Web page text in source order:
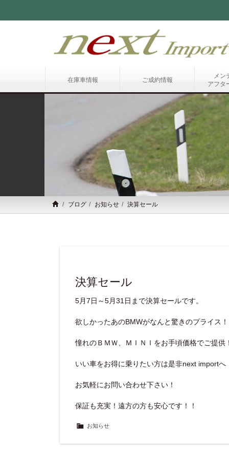
在庫車情報 ご成約情報
メン
アフタ
ブログ お知らせ 決算セール
決算セール
5月7日～5月31日まで決算セールです。
欲しかったあのBMWがなんと驚きのプライス！
憧れのＢＭＷ、ＭＩＮＩをお手頃価格でご提供
いい車をお得に乗りたい方は是非next importへ
お気軽にお問い合わせ下さい！
保証も充実！遠方の方も安心です！！
お知らせ